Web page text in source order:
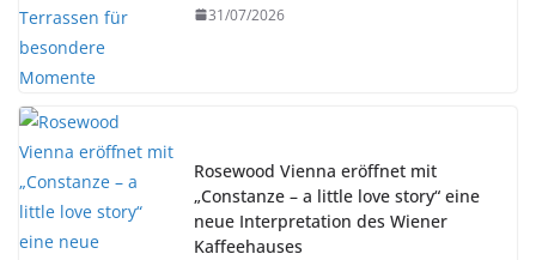
31/07/2026
Rosewood Vienna eröffnet mit
„Constanze – a little love story“ eine
neue Interpretation des Wiener
Kaffeehauses